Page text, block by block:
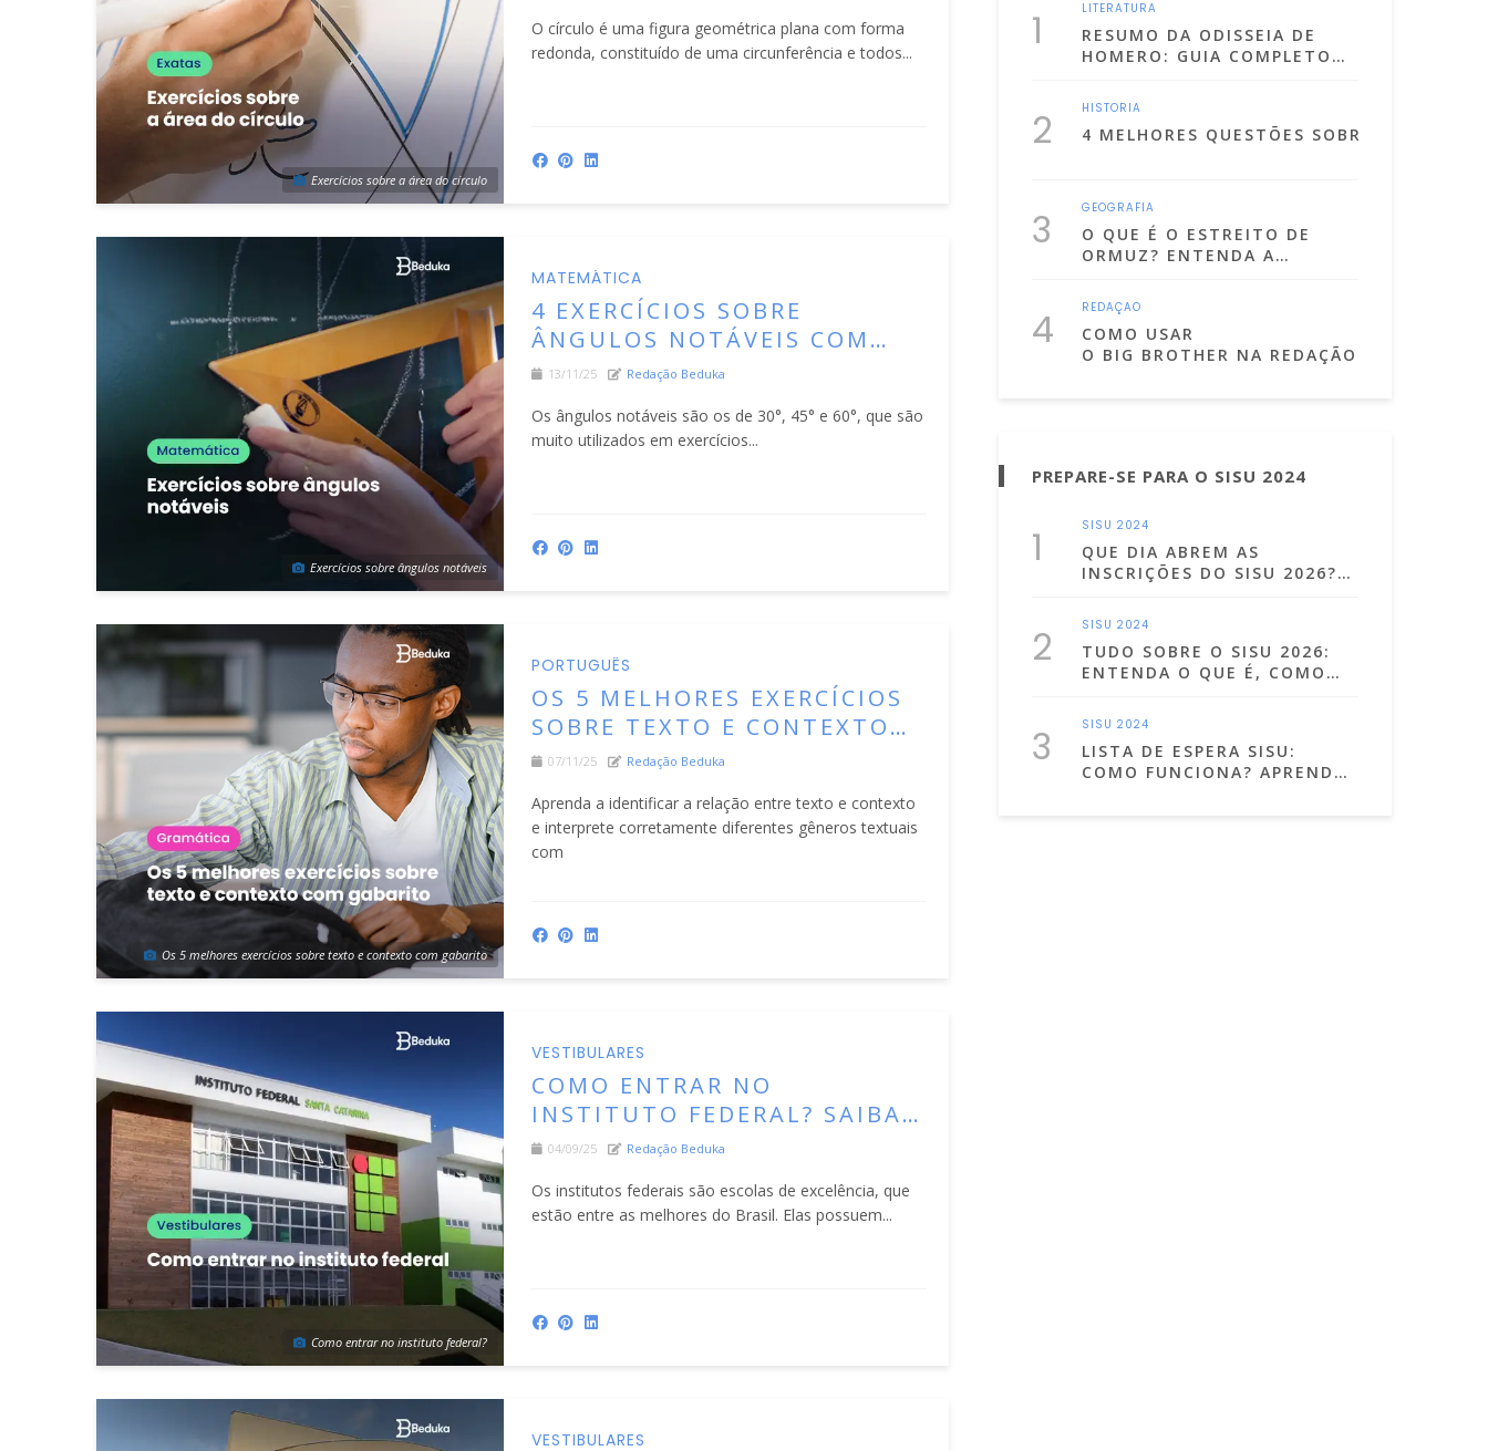
Exercícios sobre a área do círculo
O círculo é uma figura geométrica plana com forma
redonda, constituído de uma circunferência e todos...
Exercícios sobre ângulos notáveis
MATEMÁTICA
4 EXERCÍCIOS SOBRE
ÂNGULOS NOTÁVEIS COM
GABARITO
13/11/25 Redação Beduka
Os ângulos notáveis são os de 30°, 45° e 60°, que são
muito utilizados em exercícios...
Os 5 melhores exercícios sobre texto e contexto com gabarito
PORTUGUÊS
OS 5 MELHORES EXERCÍCIOS
SOBRE TEXTO E CONTEXTO
COM GABARITO
07/11/25 Redação Beduka
Aprenda a identificar a relação entre texto e contexto
e interprete corretamente diferentes gêneros textuais
com
Como entrar no instituto federal?
VESTIBULARES
COMO ENTRAR NO
INSTITUTO FEDERAL? SAIBA
O QUE VOCÊ PRECISA FAZER
CURSOS
04/09/25 Redação Beduka
Os institutos federais são escolas de excelência, que
estão entre as melhores do Brasil. Elas possuem...
VESTIBULARES
1 LITERATURA
RESUMO DA ODISSEIA DE
HOMERO: GUIA COMPLETO
GREGO
2 HISTÓRIA
4 MELHORES QUESTÕES SOBRE OS ATOS
3 GEOGRAFIA
O QUE É O ESTREITO DE
ORMUZ? ENTENDA A
POR ONDE PASSA A MAIOR
PARTE DO PETRÓLEO DO
MUNDO
4 REDAÇÃO
COMO USAR
O BIG BROTHER NA REDAÇÃO DO ENEM?
PREPARE-SE PARA O SISU 2024
1 SISU 2024
QUE DIA ABREM AS
INSCRIÇÕES DO SISU 2026?
2 SISU 2024
TUDO SOBRE O SISU 2026:
ENTENDA O QUE É, COMO
MAIS!
3 SISU 2024
LISTA DE ESPERA SISU:
COMO FUNCIONA? APRENDA